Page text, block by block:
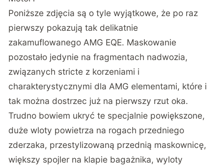
Poniższe zdjęcia są o tyle wyjątkowe, że po raz
pierwszy pokazują tak delikatnie
zakamuflowanego AMG EQE. Maskowanie
pozostało jedynie na fragmentach nadwozia,
związanych stricte z korzeniami i
charakterystycznymi dla AMG elementami, które i
tak można dostrzec już na pierwszy rzut oka.
Trudno bowiem ukryć te specjalnie powiększone,
duże wloty powietrza na rogach przedniego
zderzaka, przestylizowaną przednią maskownicę,
większy spojler na klapie bagażnika, wyloty